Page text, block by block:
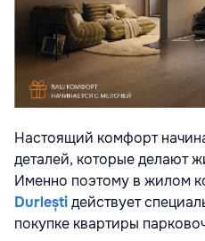
Настоящий комфорт
деталей, которые делают
Именно поэтому в жилом
Durleștiдействует
покупке квартиры